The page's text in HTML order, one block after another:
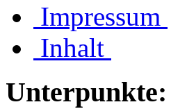
Impressum
Inhalt
Unterpunkte: